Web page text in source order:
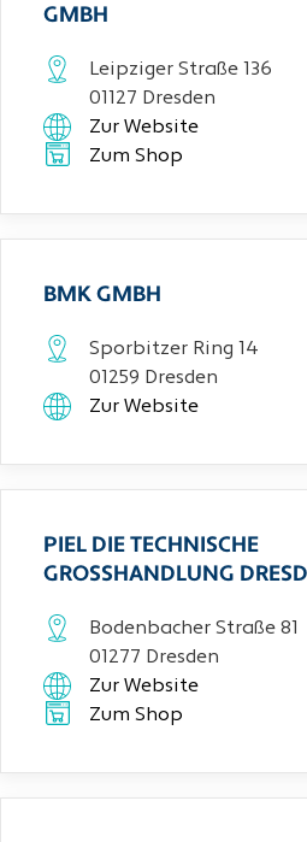
GMBH
Leipziger Straße 136
01127 Dresden
Zur Website
Zum Shop
BMK GMBH
Sporbitzer Ring 14
01259 Dresden
Zur Website
PIEL DIE TECHNISCHE
GROSSHANDLUNG
Bodenbacher Straße 81
01277 Dresden
Zur Website
Zum Shop